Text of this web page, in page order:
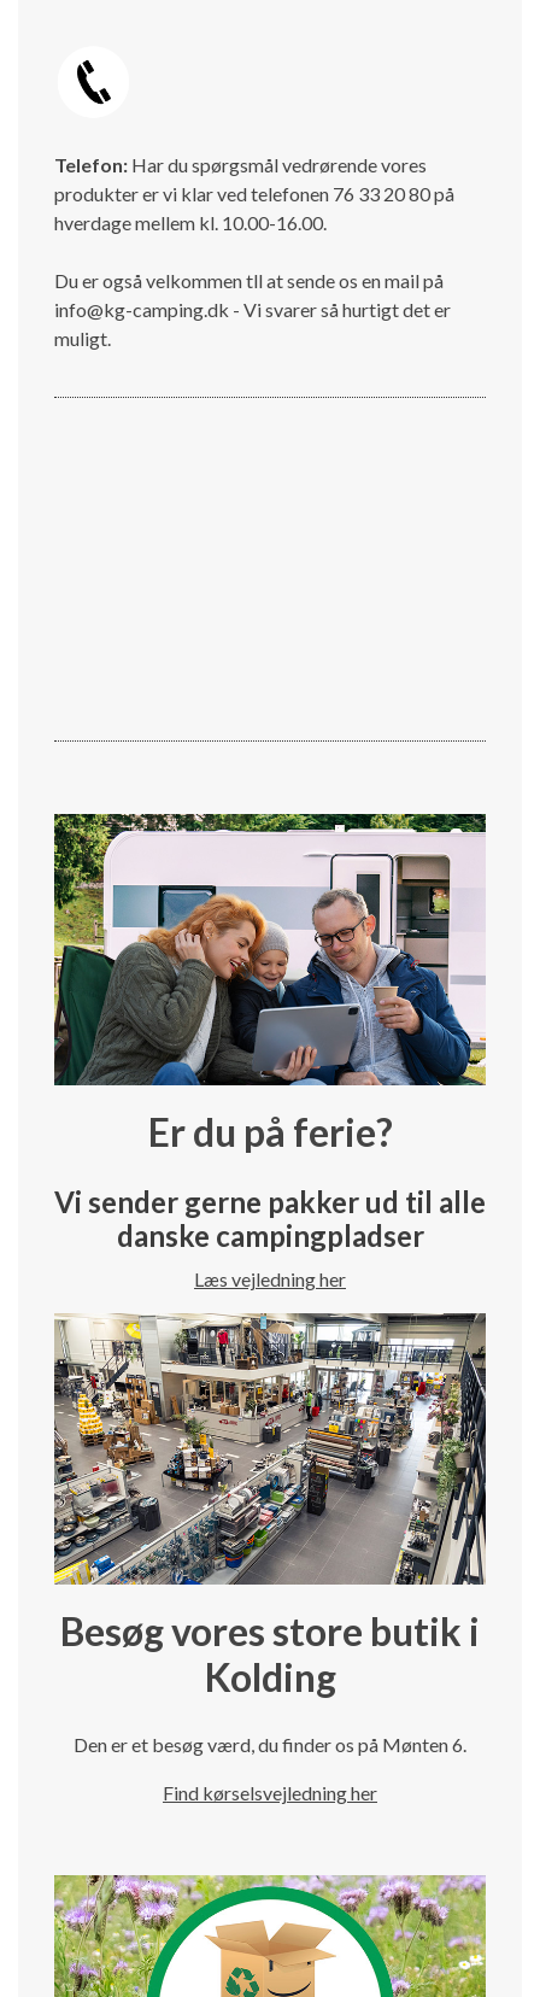
Telefon: Har du spørgsmål vedrørende vores
produkter er vi klar ved telefonen 76 33 20 80 på
hverdage mellem kl. 10.00-16.00.
Du er også velkommen tll at sende os en mail på
info@kg-camping.dk - Vi svarer så hurtigt det er
muligt.
Er du på ferie?
Vi sender gerne pakker ud til alle
danske campingpladser
Læs vejledning her
Besøg vores store butik i
Kolding
Den er et besøg værd, du finder os på Mønten 6.
Find kørselsvejledning her